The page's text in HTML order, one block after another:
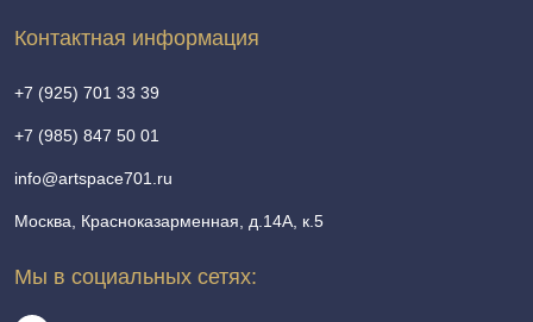
Контактная информация
+7 (925) 701 33 39
+7 (985) 847 50 01
info@artspace701.ru
Москва, Красноказарменная, д.14А, к.5
Мы в социальных сетях: